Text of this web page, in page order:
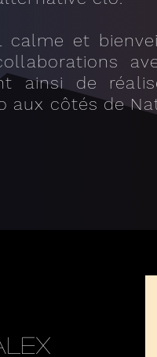
calme et
ainsi de
aux côtés de